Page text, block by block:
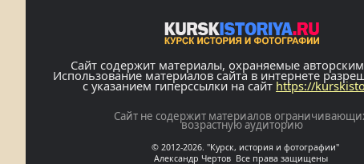
Сайт содержит материалы, охраняемые
Использование материалов сайта в интернете
с указанием гиперссылки на сайтhttps://
Сайт не содержит материалов
возрастную аудиторию
© 2012-2026. "Курск, история и фотографии"
Александр Чертов Все права защищены